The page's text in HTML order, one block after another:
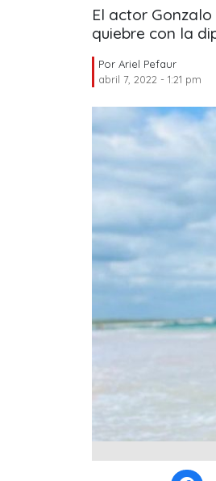
El actor
quiebre con la
Por Ariel Pefaur
abril 7, 2022 - 1:21 pm